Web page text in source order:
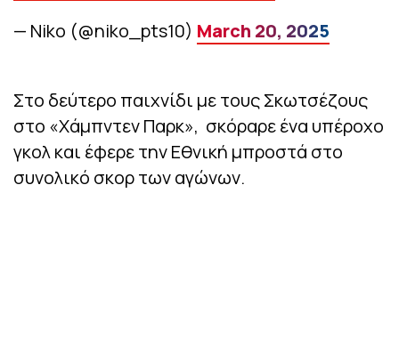
— Niko (@niko_pts10) March 20, 2025
Στο δεύτερο παιχνίδι με τους Σκωτσέζους
στο «Χάμπντεν Παρκ», σκόραρε ένα υπέροχο
γκολ και έφερε την Εθνική μπροστά στο
συνολικό σκορ των αγώνων.